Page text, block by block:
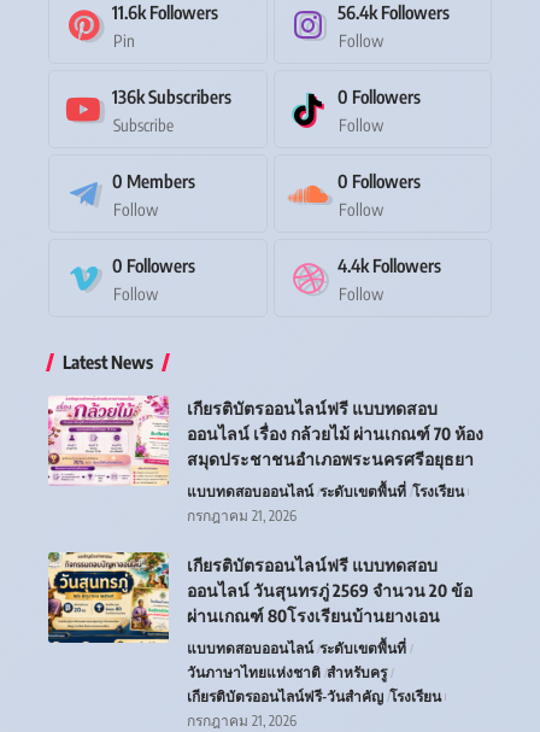
11.6k Followers
Pin
56.4k Followers
Follow
136kSubscribers
Subscribe
0 Followers
Follow
0 Members
Follow
0 Followers
Follow
0 Followers
Follow
4.4k Followers
Follow
Latest News
เกียรติบัตรออนไลน์ฟรี แบบทดสอบ
ออนไลน์ เรื่อง กล้วยไม้ ผ่านเกณฑ์ 70 ห้อง
สมุดประชาชนอำเภอพระนครศรีอยุธยา
แบบทดสอบออนไลน์ ระดับเขตพื้นที่ โรงเรียน
กรกฎาคม 21, 2026
เกียรติบัตรออนไลน์ฟรี แบบทดสอบ
ออนไลน์ วันสุนทรภู่ 2569 จำนวน 20 ข้อ
ผ่านเกณฑ์ 80โรงเรียนบ้านยางเอน
แบบทดสอบออนไลน์ ระดับเขตพื้นที่
วันภาษาไทยแห่งชาติ สำหรับครู
เกียรติบัตรออนไลน์ฟรี-วันสำคัญ โรงเรียน
กรกฎาคม 21, 2026